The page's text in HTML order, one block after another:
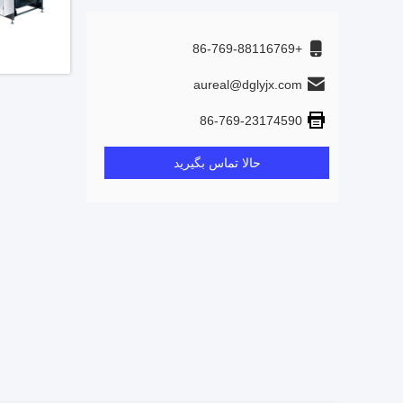
+86-769-88116769
aureal@dglyjx.com
86-769-23174590
حالا تماس بگیرید